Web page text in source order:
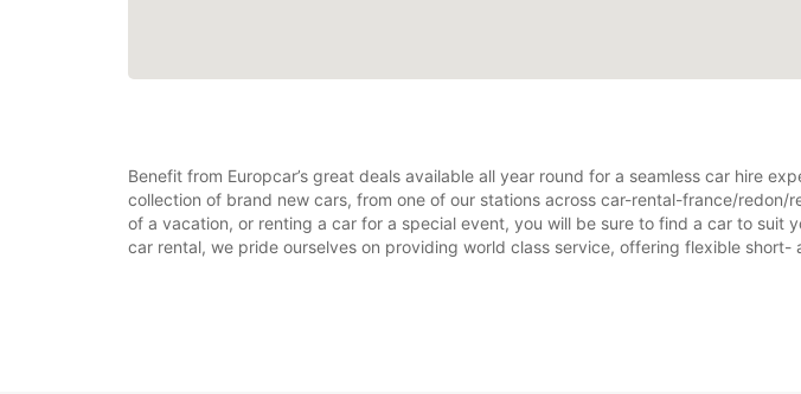
Benefit from Europcar’s great deals available all year round for a seamless car hire
collection of brand new cars, from one of our stations across car-rental-france/
of a vacation, or renting a car for a special event, you will be sure to find a car to suit
car rental, we pride ourselves on providing world class service, offering flexible